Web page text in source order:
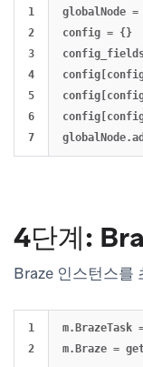
1
2
3
4
5
6
globalNode
config = {}
config_fields
4단계:
Braze 인스턴스를
1
m.BrazeTask